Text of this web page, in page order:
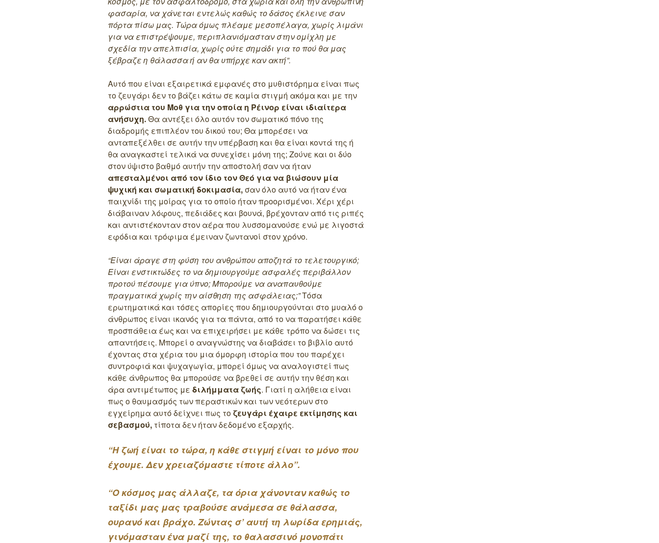
φασαρία, να χάνεται εντελώς καθώς το δάσος έκλεινε σαν
πόρτα πίσω μας. Τώρα όμως πλέαμε μεσοπέλαγα, χωρίς λιμάνι
για να επιστρέψουμε, περιπλανιόμασταν στην ομίχλη με
σχεδία την απελπισία, χωρίς ούτε σημάδι για το πού θα μας
ξέβραζε η θάλασσα ή αν θα υπήρχε καν ακτή”.
Αυτό που είναι εξαιρετικά εμφανές στο μυθιστόρημα είναι πως
το ζευγάρι δεν το βάζει κάτω σε καμία στιγμή ακόμα και με την
αρρώστια του Μοθ για την οποία η Ρέινορ είναι ιδιαίτερα
ανήσυχη.Θα αντέξει όλο αυτόν τον σωματικό πόνο της
διαδρομής επιπλέον του δικού του; Θα μπορέσει να
ανταπεξέλθει σε αυτήν την υπέρβαση και θα είναι κοντά της ή
θα αναγκαστεί τελικά να συνεχίσει μόνη της; Ζούνε και οι δύο
στον ύψιστο βαθμό αυτήν την αποστολή σαν να ήταν
απεσταλμένοι από τον ίδιο τον Θεό για να βιώσουν μία
ψυχική και σωματική δοκιμασία, σαν όλο αυτό να ήταν ένα
παιχνίδι της μοίρας για το οποίο ήταν προορισμένοι. Χέρι χέρι
διάβαιναν λόφους, πεδιάδες και βουνά, βρέχονταν από τις ριπές
και αντιστέκονταν στον αέρα που λυσσομανούσε ενώ με λιγοστά
εφόδια και τρόφιμα έμειναν ζωντανοί στον χρόνο.
“Είναι άραγε στη φύση του ανθρώπου αποζητά το τελετουργικό;
Είναι ενστικτώδες το να δημιουργούμε ασφαλές περιβάλλον
προτού πέσουμε για ύπνο; Μπορούμε να αναπαυθούμε
πραγματικά χωρίς την αίσθηση της ασφάλειας;”Τόσα
ερωτηματικά και τόσες απορίες που δημιουργούνται στο μυαλό ο
άνθρωπος είναι ικανός για τα πάντα, από το να παρατήσει κάθε
προσπάθεια έως και να επιχειρήσει με κάθε τρόπο να δώσει τις
απαντήσεις. Μπορεί ο αναγνώστης να διαβάσει το βιβλίο αυτό
έχοντας στα χέρια του μια όμορφη ιστορία που του παρέχει
συντροφιά και ψυχαγωγία, μπορεί όμως να αναλογιστεί πως
κάθε άνθρωπος θα μπορούσε να βρεθεί σε αυτήν την θέση και
άρα αντιμέτωπος με διλήμματα ζωής. Γιατί η αλήθεια είναι
πως ο θαυμασμός των περαστικών και των νεότερων στο
εγχείρημα αυτό δείχνει πως το ζευγάρι έχαιρε εκτίμησης και
σεβασμού, τίποτα δεν ήταν δεδομένο εξαρχής.
“Η ζωή είναι το τώρα, η κάθε στιγμή είναι το μόνο που
έχουμε. Δεν χρειαζόμαστε τίποτε άλλο”.
“Ο κόσμος μας άλλαζε, τα όρια χάνονταν καθώς το
ταξίδι μας μας τραβούσε ανάμεσα σε θάλασσα,
ουρανό και βράχο. Ζώντας σ’ αυτή τη λωρίδα ερημιάς,
γινόμασταν ένα μαζί της, το θαλασσινό μονοπάτι